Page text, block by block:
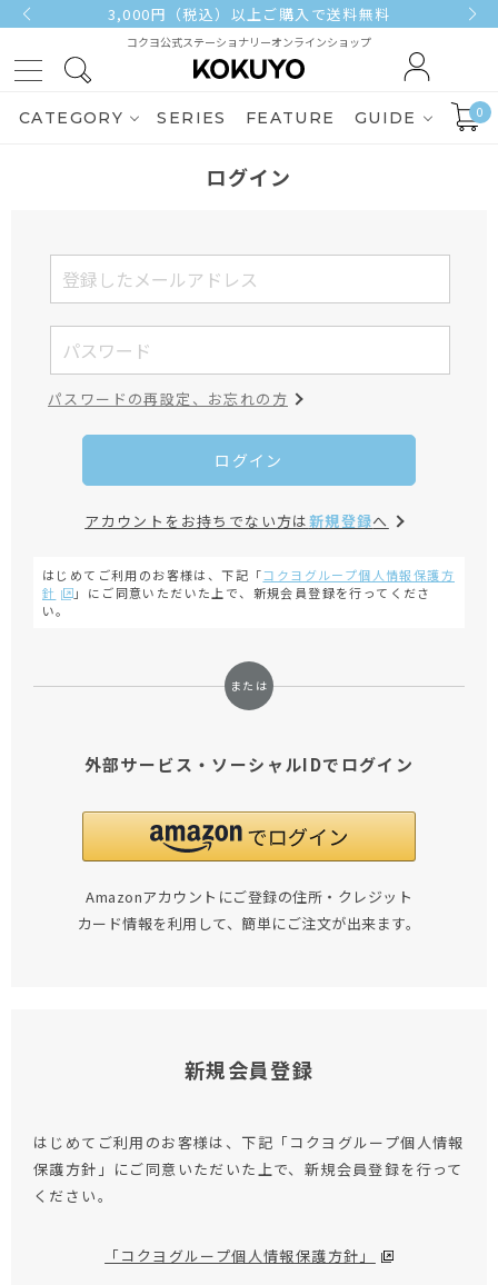
3,000円（税込）以上ご購入で送料無料
コクヨ公式ステーショナリーオンラインショップ
CATEGORY SERIES FEATURE GUIDE 0
ログイン
パスワードの再設定、お忘れの方
ログイン
アカウントをお持ちでない方は新規登録へ
はじめてご利用のお客様は、下記「コクヨグループ個人情報保護方
針
」にご同意いただいた上で、新規会員登録を行ってくださ
い。
外部サービス・ソーシャルIDでログイン
Amazonアカウントにご登録の住所・クレジット
カード情報を利用して、簡単にご注文が出来ます。
新規会員登録
はじめてご利用のお客様は、下記「コクヨグループ個人情報
保護方針」にご同意いただいた上で、新規会員登録を行って
ください。
「コクヨグループ個人情報保護方針」